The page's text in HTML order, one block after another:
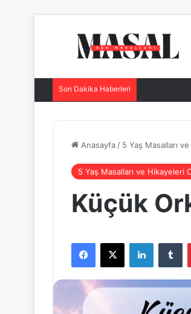
Son Dakika Haberleri
Anasayfa / 5 Yaş Masalları
5 Yaş Masalları ve Hikayeleri
Küçük
Facebook
X LinkedIn